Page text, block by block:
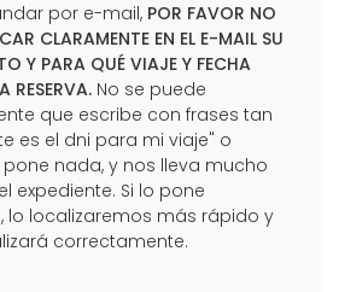
por e-mail, POR FAVOR NO
CLARAMENTE EN EL E-MAIL SU
Y PARA QUÉ VIAJE Y FECHA
RESERVA. No se puede
que escribe con frases tan
es el dni para mi viaje" o
nada, y nos lleva mucho
expediente. Si lo pone
lo localizaremos más rápido y
correctamente.